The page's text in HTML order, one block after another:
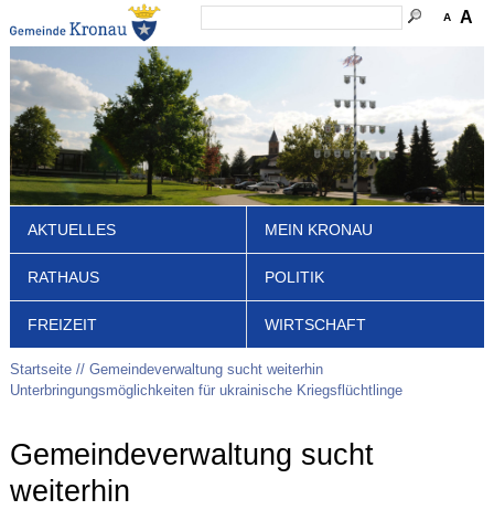
A A
AKTUELLES MEIN KRONAU
RATHAUS POLITIK
FREIZEIT WIRTSCHAFT
Startseite
Gemeindeverwaltung sucht weiterhin
Unterbringungsmöglichkeiten für ukrainische Kriegsflüchtlinge
Gemeindeverwaltung sucht
weiterhin